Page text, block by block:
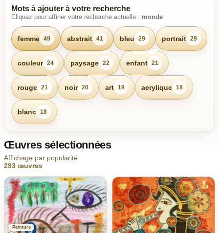
Mots à ajouter à votre recherche
Cliquez pour affiner votre recherche actuelle : monde
femme 49 abstrait 41 bleu 29 portrait 29
couleur 24 paysage 22 enfant 21
rouge 21 noir 20 art 19 acrylique 18
blanc 18
Œuvres sélectionnées
Affichage par popularité
293 œuvres
Peinture